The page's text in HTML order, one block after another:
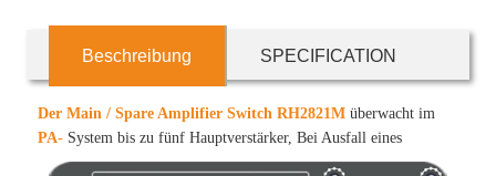
Beschreibung SPECIFICATION
Der Main / Spare Amplifier Switch RH2821M überwacht im
PA- System bis zu fünf Hauptverstärker,Bei Ausfall eines